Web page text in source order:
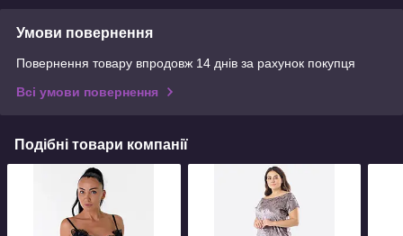
Умови повернення
Повернення товару впродовж 14 днів за рахунок покупця
Всі умови повернення
Подібні товари компанії